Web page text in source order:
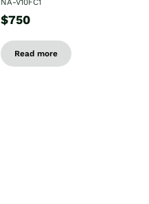
$750
Read more